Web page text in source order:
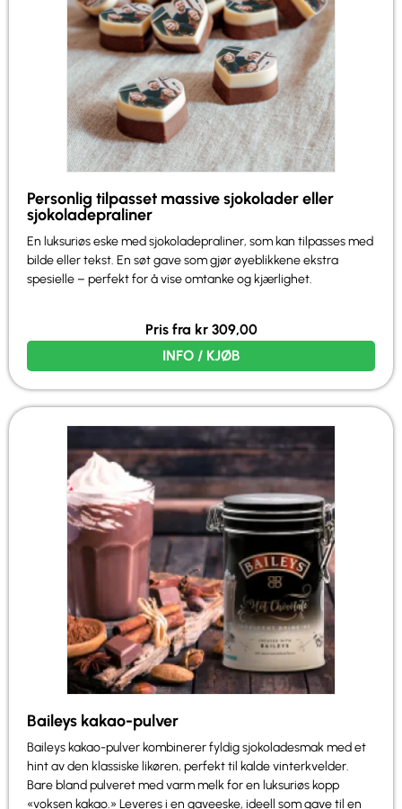
Personlig tilpasset massive sjokolader eller
sjokoladepraliner
En luksuriøs eske med sjokoladepraliner, som kan tilpasses med
bilde eller tekst. En søt gave som gjør øyeblikkene ekstra
spesielle – perfekt for å vise omtanke og kjærlighet.
Pris fra kr309,00
INFO / KJØB
Baileys kakao-pulver
Baileys kakao-pulver kombinerer fyldig sjokoladesmak med et
hint av den klassiske likøren, perfekt til kalde vinterkvelder.
Bare bland pulveret med varm melk for en luksuriøs kopp
«voksen kakao.» Leveres i en gaveeske, ideell som gave til en